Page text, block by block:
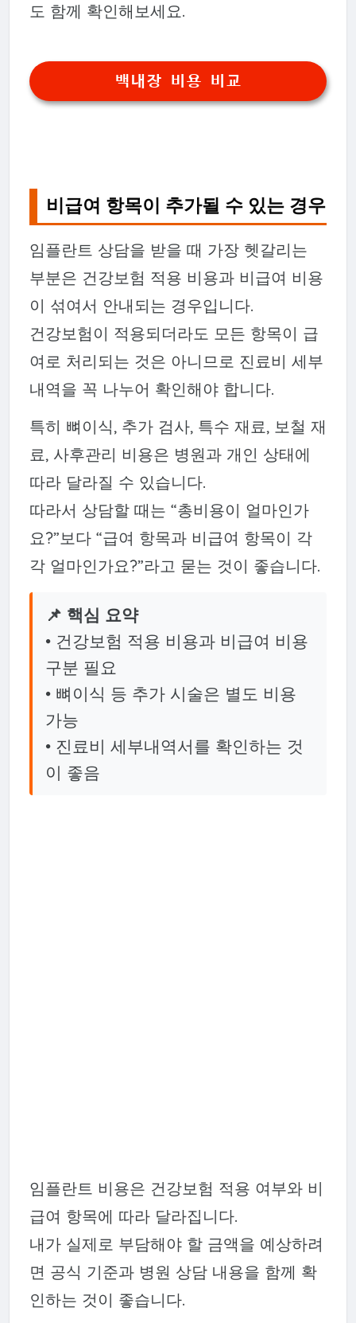
도 함께 확인해보세요.
백내장 비용 비교
비급여 항목이 추가될 수 있는 경우
임플란트 상담을 받을 때 가장 헷갈리는
부분은 건강보험 적용 비용과 비급여 비용
이 섞여서 안내되는 경우입니다.
건강보험이 적용되더라도 모든 항목이 급
여로 처리되는 것은 아니므로 진료비 세부
내역을 꼭 나누어 확인해야 합니다.
특히 뼈이식, 추가 검사, 특수 재료, 보철 재
료, 사후관리 비용은 병원과 개인 상태에
따라 달라질 수 있습니다.
따라서 상담할 때는 “총비용이 얼마인가
요?”보다 “급여 항목과 비급여 항목이 각
각 얼마인가요?”라고 묻는 것이 좋습니다.
📌 핵심 요약
• 건강보험 적용 비용과 비급여 비용
구분 필요
• 뼈이식 등 추가 시술은 별도 비용
가능
• 진료비 세부내역서를 확인하는 것
이 좋음
임플란트 비용은 건강보험 적용 여부와 비
급여 항목에 따라 달라집니다.
내가 실제로 부담해야 할 금액을 예상하려
면 공식 기준과 병원 상담 내용을 함께 확
인하는 것이 좋습니다.